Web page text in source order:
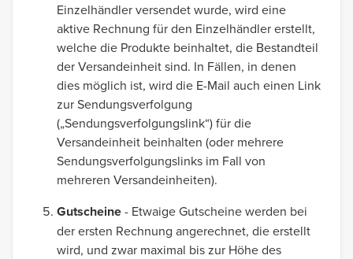
Einzelhändler versendet wurde, wird eine
aktive Rechnung für den Einzelhändler erstellt,
welche die Produkte beinhaltet, die Bestandteil
der Versandeinheit sind. In Fällen, in denen
dies möglich ist, wird die E-Mail auch einen Link
zur Sendungsverfolgung
(„Sendungsverfolgungslink“) für die
Versandeinheit beinhalten (oder mehrere
Sendungsverfolgungslinks im Fall von
mehreren Versandeinheiten).
Gutscheine- Etwaige Gutscheine werden bei
der ersten Rechnung angerechnet, die erstellt
wird, und zwar maximal bis zur Höhe des